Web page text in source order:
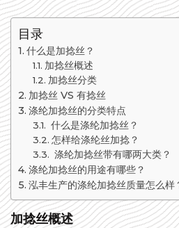
目录
什么是加捻丝？
加捻丝概述
加捻丝分类
加捻丝 VS 有捻丝
涤纶加捻丝的分类特点
什么是涤纶加捻丝？
怎样给涤纶丝加捻？
涤纶加捻丝带有哪两大类？
涤纶加捻丝的用途有哪些？
泓丰生产的涤纶加捻丝质量怎么样
加捻丝概述